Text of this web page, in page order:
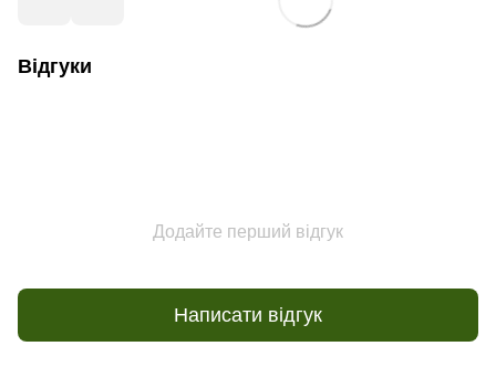
Відгуки
Додайте перший відгук
Написати відгук